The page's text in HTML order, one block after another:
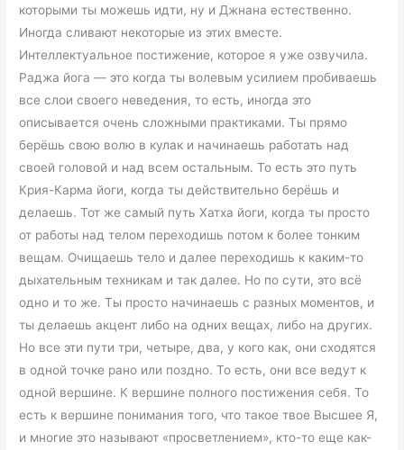
которыми ты можешь идти, ну и Джнана естественно.
Иногда сливают некоторые из этих вместе.
Интеллектуальное постижение, которое я уже озвучила.
Раджа йога — это когда ты волевым усилием пробиваешь
все слои своего неведения, то есть, иногда это
описывается очень сложными практиками. Ты прямо
берёшь свою волю в кулак и начинаешь работать над
своей головой и над всем остальным. То есть это путь
Крия-Карма йоги, когда ты действительно берёшь и
делаешь. Тот же самый путь Хатха йоги, когда ты просто
от работы над телом переходишь потом к более тонким
вещам. Очищаешь тело и далее переходишь к каким-то
дыхательным техникам и так далее. Но по сути, это всё
одно и то же. Ты просто начинаешь с разных моментов, и
ты делаешь акцент либо на одних вещах, либо на других.
Но все эти пути три, четыре, два, у кого как, они сходятся
в одной точке рано или поздно. То есть, они все ведут к
одной вершине. К вершине полного постижения себя. То
есть к вершине понимания того, что такое твое Высшее Я,
и многие это называют «просветлением», кто-то еще как-